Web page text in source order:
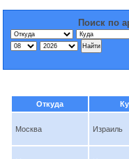
Поиск по
Откуда
Москва Израиль